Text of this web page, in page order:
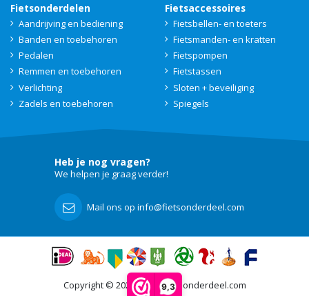
9,3
Fietsonderdelen
Aandrijving en bediening
Banden en toebehoren
Pedalen
Remmen en toebehoren
Verlichting
Zadels en toebehoren
Fietsaccessoires
Fietsbellen- en toeters
Fietsmanden- en kratten
Fietspompen
Fietstassen
Sloten + beveiliging
Spiegels
Heb je nog vragen?
We helpen je graag verder!
Mail ons op info@fietsonderdeel.com
Copyright © 2021 - 2026 Fietsonderdeel.com